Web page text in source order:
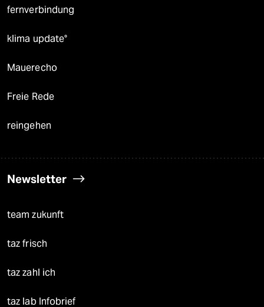
fernverbindung
klima update°
Mauerecho
Freie Rede
reingehen
Newsletter
team zukunft
taz frisch
taz zahl ich
taz lab Infobrief